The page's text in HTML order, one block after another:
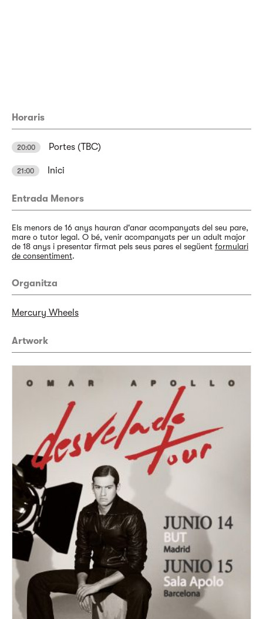
Horaris
20:00 Portes (TBC)
21:00 Inici
Entrada Menors
Els menors de 16 anys hauran d'anar acompanyats del seu pare,
mare o tutor legal. O bé, venir acompanyats per un adult major
de 18 anys i presentar firmat pels seus pares el següent formulari
de consentiment.
Organitza
Mercury Wheels
Artwork